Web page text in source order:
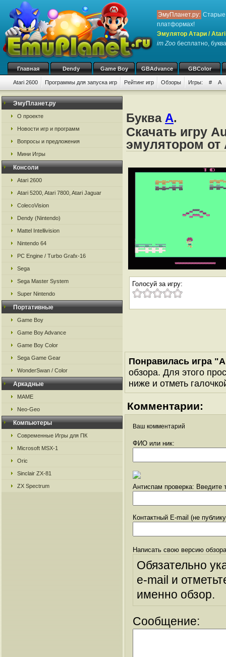
ЭмуПланет.ру: Старые
платформах!
Эмулятор Атари /
im Zoo бесплатно,
Главная Dendy Game Boy GBAdvance GBColor
Atari 2600 Программы для запуска игр Рейтинг игр Обзоры Игры: # A
ЭмуПланет.ру
О проекте
Новости игр и программ
Вопросы и предложения
Мини Игры
Консоли
Atari 2600
Atari 5200, Atari 7800, Atari Jaguar
ColecoVision
Dendy (Nintendo)
Mattel Intellivision
Nintendo 64
PC Engine / Turbo Grafx-16
Sega
Sega Master System
Super Nintendo
Портативные
Game Boy
Game Boy Advance
Game Boy Color
Sega Game Gear
WonderSwan / Color
Аркадные
MAME
Neo-Geo
Компьютеры
Современные Игры для ПК
Microsoft MSX-1
Oric
Sinclair ZX-81
ZX Spectrum
Буква A.
Скачать игру
эмулятором от
Голосуй за игру:
Понравилась игра
обзора. Для этого
ниже и отметь
Комментарии:
Ваш комментарий
ФИО или ник:
Антиспам проверка: Введите
Контактный E-mail (не
Написать свою версию
Обязательно
e-mail и
именно обзор.
Сообщение: